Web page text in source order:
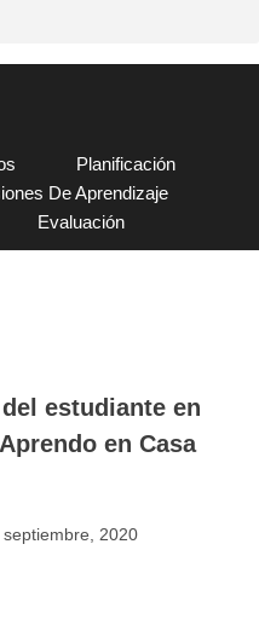
Planificación
De Aprendizaje
Evaluación
estudiante en
en Casa
septiembre, 2020